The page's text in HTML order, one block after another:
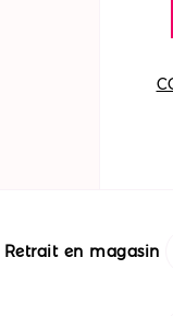
Retrait en magasin